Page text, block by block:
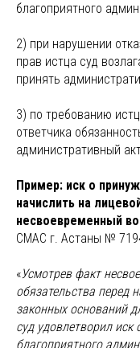
благоприятного
2) при нарушении
прав истца суд
принять
3) по требованию
ответчика
административный
Пример: иск о
начислить на
несвоевременный
СМАС г. Астаны №
«Усмотрев факт
обязательства перед
законных оснований
суд удовлетворил
благоприятного